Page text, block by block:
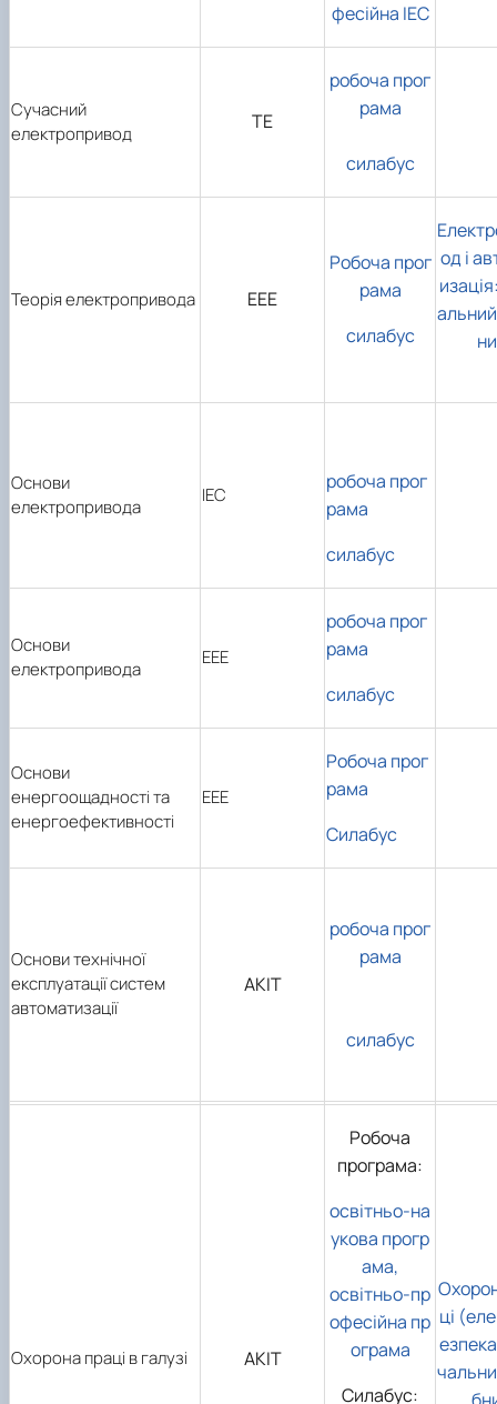
фесійна ІЕС
Сучасний
електропривод
ТЕ
робоча прог
рама
силабус
Теорія електропривода ЕЕЕ
Робоча прог
рама
силабус
од і
Основи
електропривода
ІЕС
робоча прог
рама
силабус
Основи
електропривода
ЕЕЕ
робоча прог
рама
силабус
Основи
енергоощадності та
енергоефективності
ЕЕЕ
Робоча прог
рама
Силабус
Основи технічної
експлуатації систем
автоматизації
АКІТ
робоча прог
рама
силабус
Охорона праці в галузі АКІТ
Робоча
програма:
освітньо-на
укова прогр
ама,
освітньо-пр
офесійна пр
ограма
Силабус:
ці